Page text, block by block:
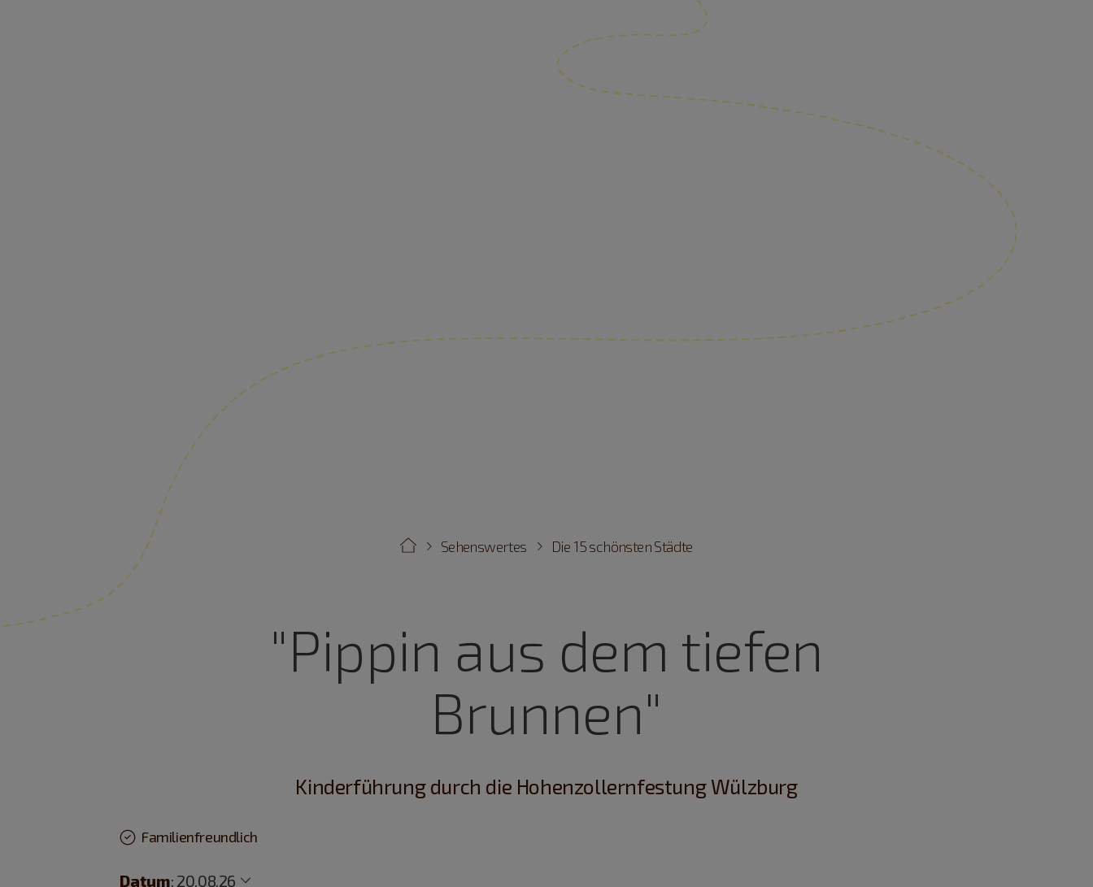
Die 15 schönsten Städte
Sehenswertes
"Pippin aus dem tiefen
Brunnen"
Kinderführung durch die Hohenzollernfestung Wülzburg
Familienfreundlich
Datum: 20.08.26